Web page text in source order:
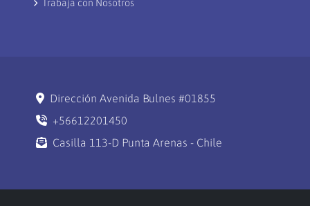
Trabaja con Nosotros
Dirección Avenida Bulnes #01855
+56612201450
Casilla 113-D Punta Arenas - Chile